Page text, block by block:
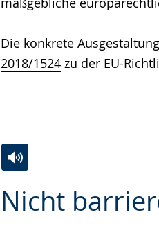
Die konkrete
2018/1524 zu der EU-
Nicht
Leichten
Audio-
Video